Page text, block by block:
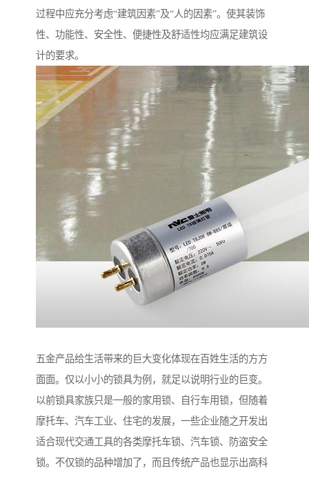
过程中应充分考虑“建筑因素”及“人的因素”。使其装饰
性、功能性、安全性、便捷性及舒适性均应满足建筑设
计的要求。
五金产品给生活带来的巨大变化体现在百姓生活的方方
面面。仅以小小的锁具为例，就足以说明行业的巨变。
以前锁具家族只是一般的家用锁、自行车用锁，但随着
摩托车、汽车工业、住宅的发展，一些企业随之开发出
适合现代交通工具的各类摩托车锁、汽车锁、防盗安全
锁。不仅锁的品种增加了，而且传统产品也显示出高科